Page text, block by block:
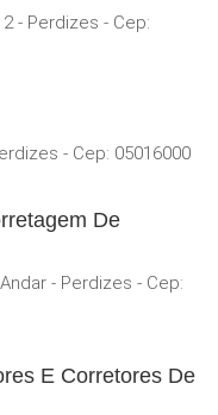
- Perdizes - Cep:
- Cep: 05016000
De
- Perdizes - Cep:
E Corretores De